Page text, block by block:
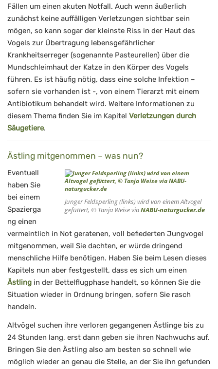
Fällen um einen akuten Notfall. Auch wenn äußerlich
zunächst keine auffälligen Verletzungen sichtbar sein
mögen, so kann sogar der kleinste Riss in der Haut des
Vogels zur Übertragung lebensgefährlicher
Krankheitserreger (sogenannte Pasteurellen) über die
Mundschleimhaut der Katze in den Körper des Vogels
führen. Es ist häufig nötig, dass eine solche Infektion –
sofern sie vorhanden ist -, von einem Tierarzt mit einem
Antibiotikum behandelt wird. Weitere Informationen zu
diesem Thema finden Sie im Kapitel Verletzungen durch
Säugetiere.
Ästling mitgenommen – was nun?
Junger Feldsperling (links) wird von einem Altvogel
gefüttert, © Tanja Weise viaNABU-naturgucker.de
Eventuell
haben Sie
bei einem
Spazierga
ng einen
vermeintlich in Not geratenen, voll befiederten Jungvogel
mitgenommen, weil Sie dachten, er würde dringend
menschliche Hilfe benötigen. Haben Sie beim Lesen dieses
Kapitels nun aber festgestellt, dass es sich um einen
Ästling in der Bettelflugphase handelt, so können Sie die
Situation wieder in Ordnung bringen, sofern Sie rasch
handeln.
Altvögel suchen ihre verloren gegangenen Ästlinge bis zu
24 Stunden lang, erst dann geben sie ihren Nachwuchs auf.
Bringen Sie den Ästling also am besten so schnell wie
möglich wieder an genau die Stelle, an der Sie ihn gefunden